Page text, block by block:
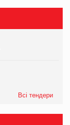
Всі тендери